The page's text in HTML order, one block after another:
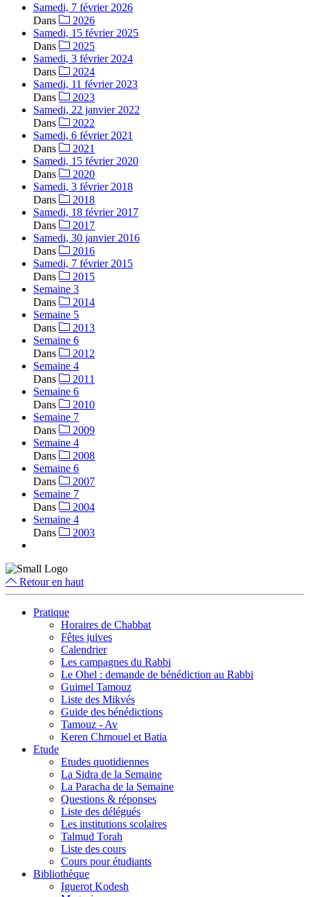
Samedi, 7 février 2026
Dans
2026
Samedi, 15 février 2025
Dans
2025
Samedi, 3 février 2024
Dans
2024
Samedi, 11 février 2023
Dans
2023
Samedi, 22 janvier 2022
Dans
2022
Samedi, 6 février 2021
Dans
2021
Samedi, 15 février 2020
Dans
2020
Samedi, 3 février 2018
Dans
2018
Samedi, 18 février 2017
Dans
2017
Samedi, 30 janvier 2016
Dans
2016
Samedi, 7 février 2015
Dans
2015
Semaine 3
Dans
2014
Semaine 5
Dans
2013
Semaine 6
Dans
2012
Semaine 4
Dans
2011
Semaine 6
Dans
2010
Semaine 7
Dans
2009
Semaine 4
Dans
2008
Semaine 6
Dans
2007
Semaine 7
Dans
2004
Semaine 4
Dans
2003
Retour en haut
Pratique
Horaires de Chabbat
Fêtes juives
Calendrier
Les campagnes du Rabbi
Le Ohel : demande de bénédiction au Rabbi
Guimel Tamouz
Liste des Mikvés
Guide des bénédictions
Tamouz - Av
Keren Chmouel et Batia
Etude
Etudes quotidiennes
La Sidra de la Semaine
La Paracha de la Semaine
Questions & réponses
Liste des délégués
Les institutions scolaires
Talmud Torah
Liste des cours
Cours pour étudiants
Bibliothèque
Iguerot Kodesh